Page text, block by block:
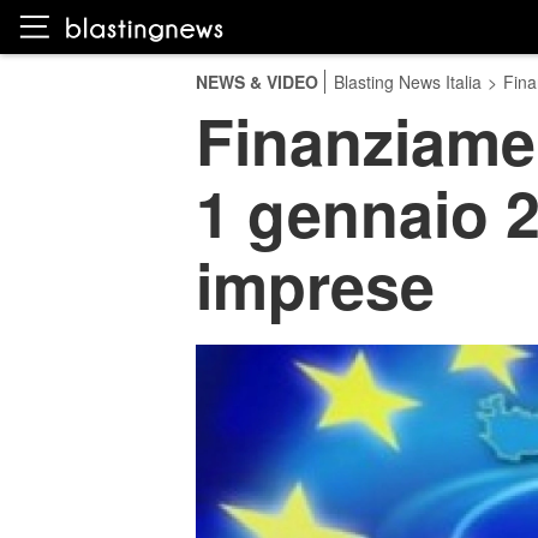
NEWS & VIDEO Blasting News Italia >
1 gennaio
imprese